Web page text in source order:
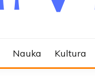
Nauka Kultura